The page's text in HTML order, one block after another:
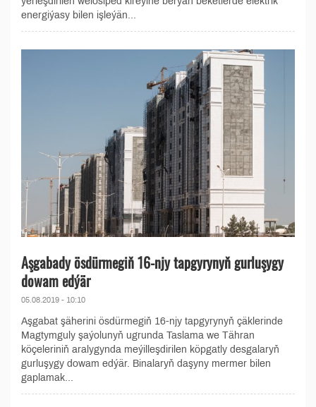
energiýasy bilen işleýän...
Aşgabady ösdürmegiň 16-njy tapgyrynyň gurluşygy
dowam edýär
05.08.2019 - 10:10
Aşgabat şäherini ösdürmegiň 16-njy tapgyrynyň çäklerinde
Magtymguly şaýolunyň ugrunda Taslama we Tähran
köçeleriniň aralygynda meýilleşdirilen köpgatly desgalaryň
gurluşygy dowam edýär. Binalaryň daşyny mermer bilen
gaplamak...